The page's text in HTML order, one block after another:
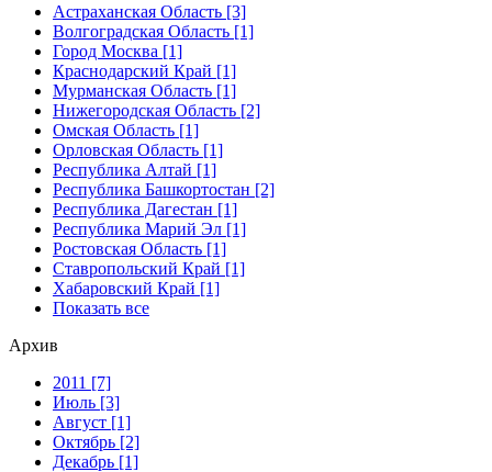
Астраханская Область [3]
Волгоградская Область [1]
Город Москва [1]
Краснодарский Край [1]
Мурманская Область [1]
Нижегородская Область [2]
Омская Область [1]
Орловская Область [1]
Республика Алтай [1]
Республика Башкортостан [2]
Республика Дагестан [1]
Республика Марий Эл [1]
Ростовская Область [1]
Ставропольский Край [1]
Хабаровский Край [1]
Показать все
Архив
2011 [7]
Июль [3]
Август [1]
Октябрь [2]
Декабрь [1]